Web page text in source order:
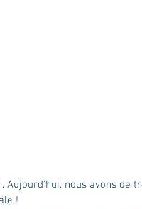
Aujourd'hui, nous avons de
!